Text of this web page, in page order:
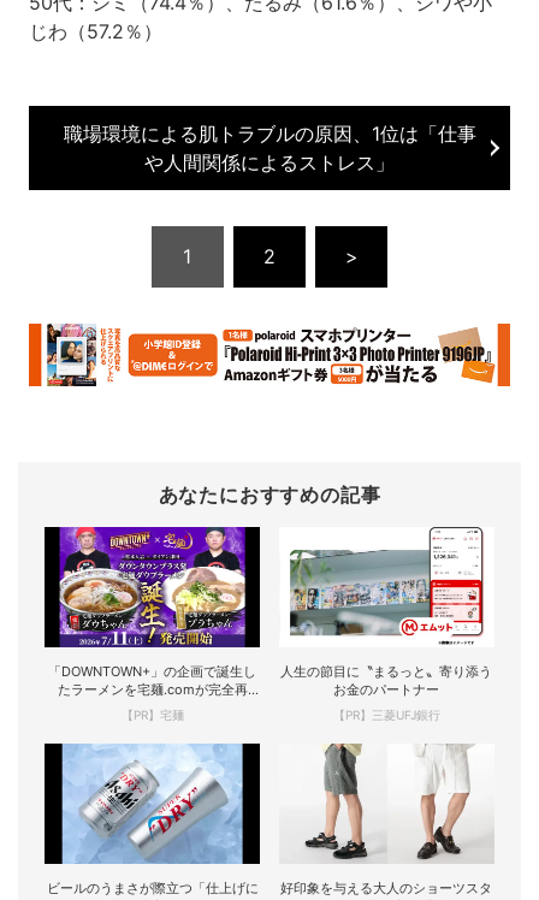
じわ（57.2％）
職場環境による肌トラブルの原因、1位は「仕事
や人間関係によるストレス」
1 2 >
あなたにおすすめの記事
「DOWNTOWN+」の企画で誕生し
たラーメンを宅麺.comが完全再
現！
【PR】宅麺
人生の節目に〝まるっと〟寄り添う
お金のパートナー
【PR】三菱UFJ銀行
ビールのうまさが際立つ「仕上げに
好印象を与える大人のショーツスタ